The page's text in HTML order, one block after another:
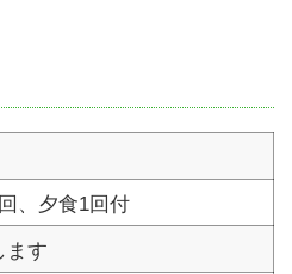
、夕食1回付
ます